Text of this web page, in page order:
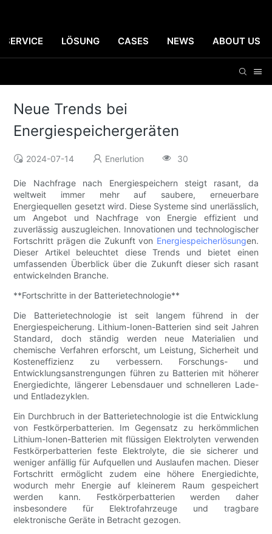
SERVICE LÖSUNG CASES NEWS ABOUT US
Neue Trends bei
Energiespeichergeräten
2024-07-14 Enerlution 30
Die Nachfrage nach Energiespeichern steigt rasant, da
weltweit immer mehr auf saubere, erneuerbare
Energiequellen gesetzt wird. Diese Systeme sind unerlässlich,
um Angebot und Nachfrage von Energie effizient und
zuverlässig auszugleichen. Innovationen und technologischer
Fortschritt prägen die Zukunft von Energiespeicherlösungen.
Dieser Artikel beleuchtet diese Trends und bietet einen
umfassenden Überblick über die Zukunft dieser sich rasant
entwickelnden Branche.
**Fortschritte in der Batterietechnologie**
Die Batterietechnologie ist seit langem führend in der
Energiespeicherung. Lithium-Ionen-Batterien sind seit Jahren
Standard, doch ständig werden neue Materialien und
chemische Verfahren erforscht, um Leistung, Sicherheit und
Kosteneffizienz zu verbessern. Forschungs- und
Entwicklungsanstrengungen führen zu Batterien mit höherer
Energiedichte, längerer Lebensdauer und schnelleren Lade-
und Entladezyklen.
Ein Durchbruch in der Batterietechnologie ist die Entwicklung
von Festkörperbatterien. Im Gegensatz zu herkömmlichen
Lithium-Ionen-Batterien mit flüssigen Elektrolyten verwenden
Festkörperbatterien feste Elektrolyte, die sie sicherer und
weniger anfällig für Aufquellen und Auslaufen machen. Dieser
Fortschritt ermöglicht zudem eine höhere Energiedichte,
wodurch mehr Energie auf kleinerem Raum gespeichert
werden kann. Festkörperbatterien werden daher
insbesondere für Elektrofahrzeuge und tragbare
elektronische Geräte in Betracht gezogen.